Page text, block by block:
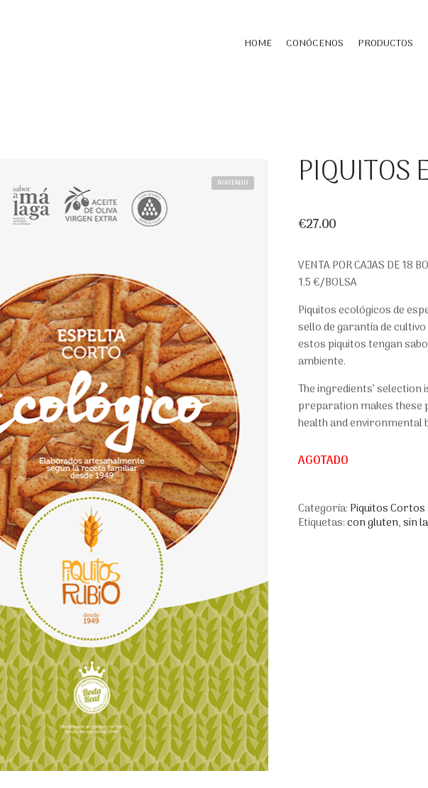
HOME CONÓCENOS PRODUCTOS
AGOTADO PIQUITOS
€27.00
VENTA POR CAJAS DE 18
1.5 €/BOLSA
Piquitos ecológicos de
sello de garantía de
estos piquitos tengan
ambiente.
The ingredients’
preparation makes these
health and environmental
AGOTADO
Categoría: Piquitos Cortos
Etiquetas:con gluten,sin